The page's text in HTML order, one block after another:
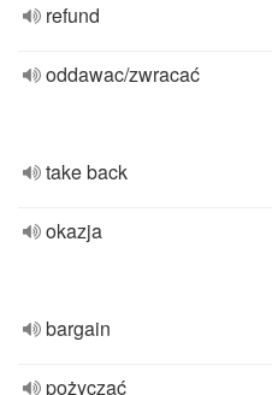
refund
oddawac/zwracać
take back
okazja
bargain
pożyczać